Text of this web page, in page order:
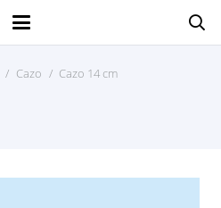
/ Cazo / Cazo 14 cm